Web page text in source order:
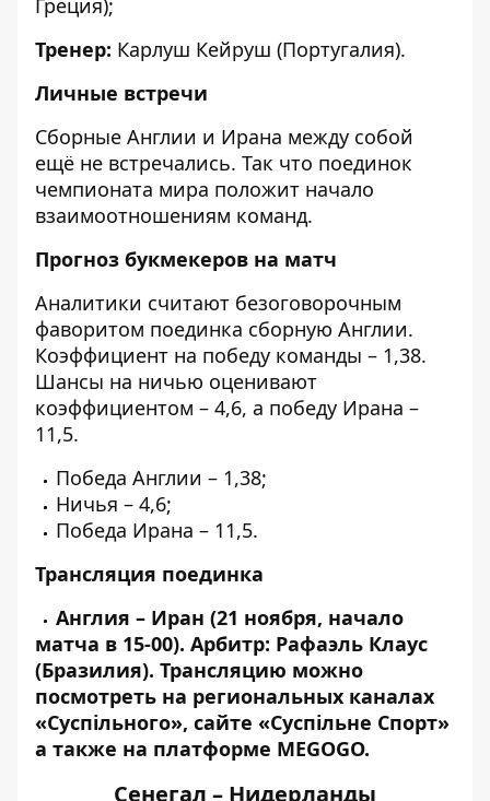
Греция);
Тренер: Карлуш Кейруш (Португалия).
Личные встречи
Сборные Англии и Ирана между собой
ещё не встречались. Так что поединок
чемпионата мира положит начало
взаимоотношениям команд.
Прогноз букмекеров на матч
Аналитики считают безоговорочным
фаворитом поединка сборную Англии.
Коэффициент на победу команды – 1,38.
Шансы на ничью оценивают
коэффициентом – 4,6, а победу Ирана –
11,5.
Победа Англии – 1,38;
Ничья – 4,6;
Победа Ирана – 11,5.
Трансляция поединка
Англия – Иран (21 ноября, начало
матча в 15-00). Арбитр: Рафаэль Клаус
(Бразилия). Трансляцию можно
посмотреть на региональных каналах
«Суспільного», сайте «Суспільне Спорт»
а также на платформе MEGOGO.
Сенегал – Нидерланды